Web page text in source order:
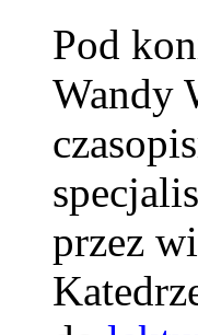
Pod
Wandy
przez